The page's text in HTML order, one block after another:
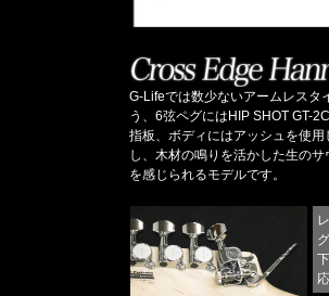
G-Lifeでは数少ないアームレスタ
う、6弦ペグにはHIP SHOT GT-
指板、ボディにはアッシュを使
し、木材の鳴りを活かした生の
を感じられるモデルです。